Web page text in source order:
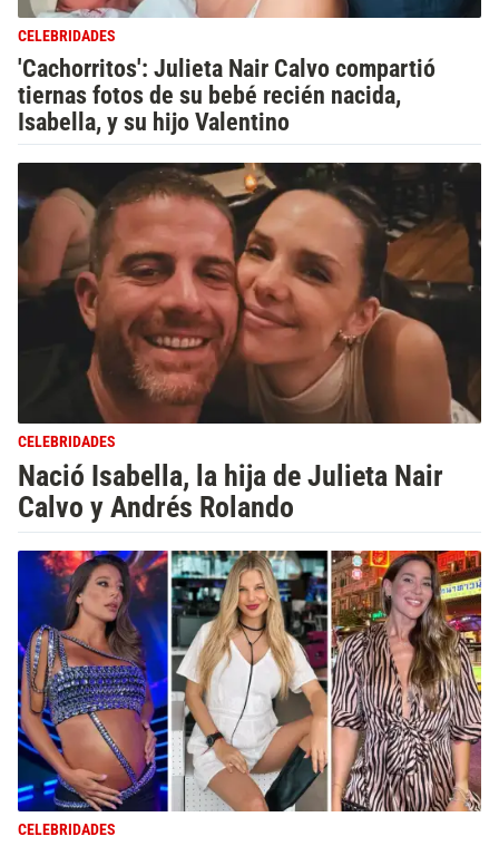
CELEBRIDADES
'Cachorritos': Julieta Nair Calvo compartió
tiernas fotos de su bebé recién nacida,
Isabella, y su hijo Valentino
CELEBRIDADES
Nació Isabella, la hija de Julieta Nair
Calvo y Andrés Rolando
CELEBRIDADES